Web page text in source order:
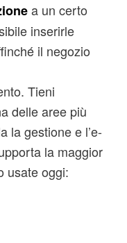
a un certo
inserirle
il negozio
Tieni
delle aree più
la gestione e l’e-
la maggior
usate oggi: